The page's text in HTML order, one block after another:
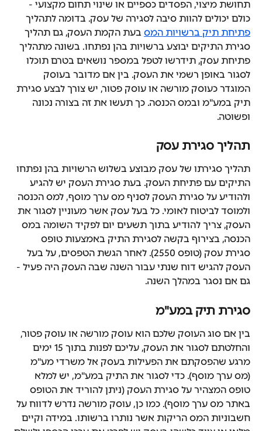
תחושת מיצוי, הפסדים כספיים או שינוי תחום מקצועי -
כולם יכולים להוות סיבה לסגירה של עסק. בדומה לתהליך
פתיחת תיק ברשויות המס בעת הקמת העסק, גם תהליך
סגירת התיקים יבוצע ברשויות בהן נפתחו. בשונה מתהליך
פתיחת עסק, תידרשו לטפל במספר נושאים בטרם תוכלו
לסגור באופן רשמי את העסק. בין אם מדובר בעוסק
המוגדר כעוסק מורשה או עוסק פטור, יש צורך לבצע סגירת
תיק במע"מ ובמס הכנסה. כך תעשו את זה בצורה נכונה
ופשוטה.
תהליך סגירת עסק
תהליך סגירתו של עסק מבוצע בשלוש הרשויות בהן נפתחו
התיקים עם פתיחת העסק. בעת סגירת העסק יש להגיע
ולהודיע על סגירת העסק לסניף מס ערך מוסף, למס הכנסה
ולמוסד לביטוח לאומי. כל בעל עסק אשר מעוניין לסגור את
העסק, צריך להודיע בתוך תשעים יום לפקיד השומה במס
הכנסה, בצירוף בקשה לסגירת התיק באמצעות טופס
סגירת עסק (טופס 2550). לאחר הגשת הטפסים, על בעל
העסק להגיש דוח שנתי עבור השנה שבה העסק היה פעיל -
גם אם נסגר במהלך השנה.
סגירת תיק במע"מ
בין אם סוג העוסק שלכם הוא עוסק מורשה או עוסק פטור,
והחלטתם לסגור את העסק, עליכם לפנות בתוך 15 ימים
מרגע שהפסקתם את הפעילות בעסק אל משרדי מע"מ
(מס ערך מוסף). כדי לסגור את התיק במע"מ, יש למלא
טופס המצהיר על סגירת העסק (ניתן להוריד את הטופס
באתר מס ערך מוסף). כמו כן, עוסק מורשה נדרש לדווח על
חשבוניות המס הריקות אשר נותרו ברשותו. במידה וקיים